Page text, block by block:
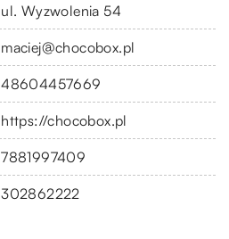
ul. Wyzwolenia 54
maciej@chocobox.pl
48604457669
https://chocobox.pl
7881997409
302862222